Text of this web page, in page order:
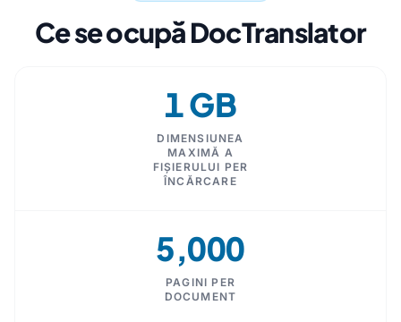
Ce se ocupă DocTranslator
1 GB
DIMENSIUNEA
MAXIMĂ A
FIȘIERULUI PER
ÎNCĂRCARE
5,000
PAGINI PER
DOCUMENT